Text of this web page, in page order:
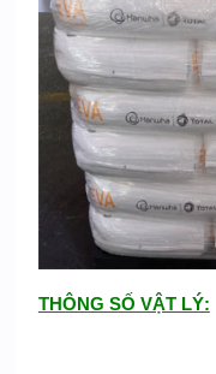
THÔNG SỐ VẬT LÝ: